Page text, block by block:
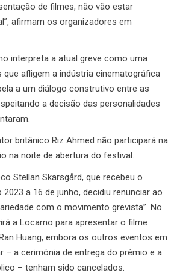
de filmes, não vão estar
afirmam os organizadores em
interpreta a atual greve como uma
que afligem a indústria cinematográfica
a um diálogo construtivo entre as
a decisão das personalidades
britânico Riz Ahmed não participará na
na noite de abertura do festival.
Stellan Skarsgård, que recebeu o
a 16 de junho, decidiu renunciar ao
com o movimento grevista”. No
a Locarno para apresentar o filme
Huang, embora os outros eventos em
– a cerimónia de entrega do prémio e a
– tenham sido cancelados.